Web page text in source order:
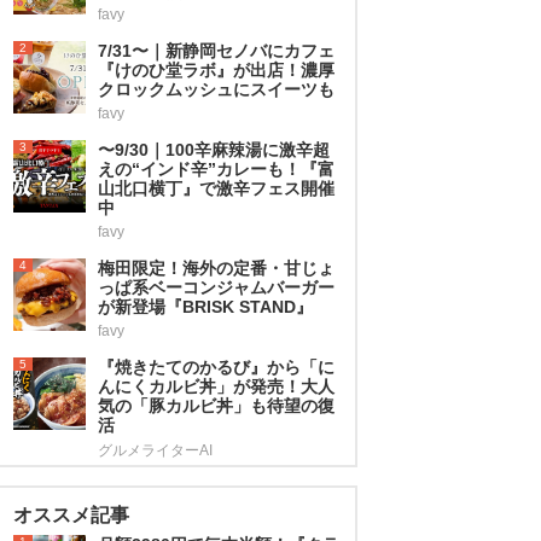
favy
2
7/31〜｜新静岡セノバにカフェ
『けのひ堂ラボ』が出店！濃厚
クロックムッシュにスイーツも
favy
3
〜9/30｜100辛麻辣湯に激辛超
えの“インド辛”カレーも！『富
山北口横丁』で激辛フェス開催
中
favy
4
梅田限定！海外の定番・甘じょ
っぱ系ベーコンジャムバーガー
が新登場『BRISK STAND』
favy
5
『焼きたてのかるび』から「に
んにくカルビ丼」が発売！大人
気の「豚カルビ丼」も待望の復
活
グルメライターAI
オススメ記事